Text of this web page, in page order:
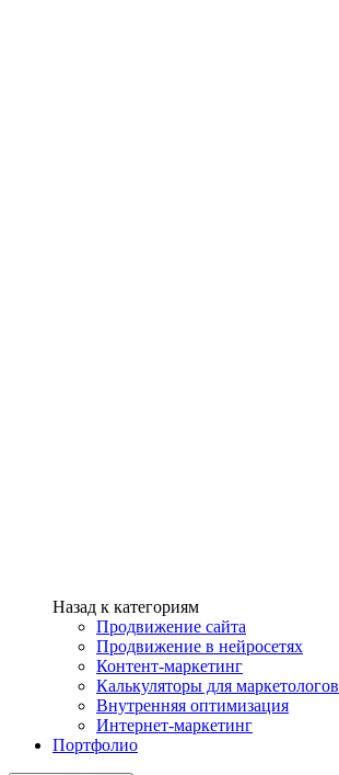
Назад к категориям
Продвижение сайта
Продвижение в нейросетях
Контент-маркетинг
Калькуляторы для маркетологов
Внутренняя оптимизация
Интернет-маркетинг
Портфолио